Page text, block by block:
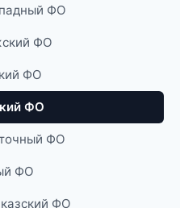
ФО
ФО
ФО
ФО
ФО
ФО
ФО